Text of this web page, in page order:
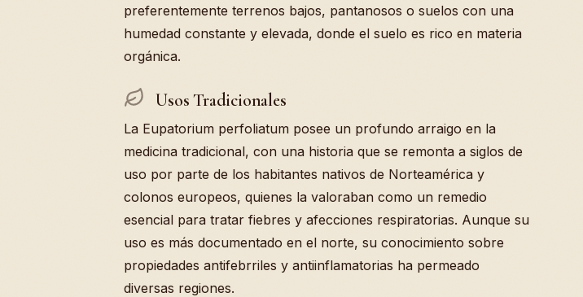
preferentemente terrenos bajos, pantanosos o suelos con una
humedad constante y elevada, donde el suelo es rico en materia
orgánica.
Usos Tradicionales
La Eupatorium perfoliatum posee un profundo arraigo en la
medicina tradicional, con una historia que se remonta a siglos de
uso por parte de los habitantes nativos de Norteamérica y
colonos europeos, quienes la valoraban como un remedio
esencial para tratar fiebres y afecciones respiratorias. Aunque su
uso es más documentado en el norte, su conocimiento sobre
propiedades antifebrriles y antiinflamatorias ha permeado
diversas regiones.